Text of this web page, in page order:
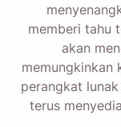
memberi tahu
akan
memungkinkan
perangkat
terus
Name
Email